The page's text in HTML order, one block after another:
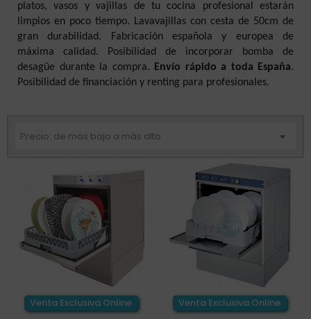
platos, vasos y vajillas de tu cocina profesional estarán
limpios en poco tiempo. Lavavajillas con cesta de 50cm de
gran durabilidad. Fabricación española y europea de
máxima calidad. Posibilidad de incorporar bomba de
desagüe durante la compra.
Envío rápido a toda España.
Posibilidad de financiación y renting para profesionales.
Precio: de más bajo a más alto 
Venta Exclusiva Online Venta Exclusiva Online